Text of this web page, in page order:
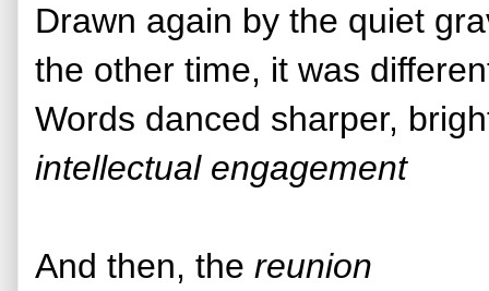
Drawn again by the quiet
the other time, it was
Words danced sharper,
intellectual engagement
And then, the reunion